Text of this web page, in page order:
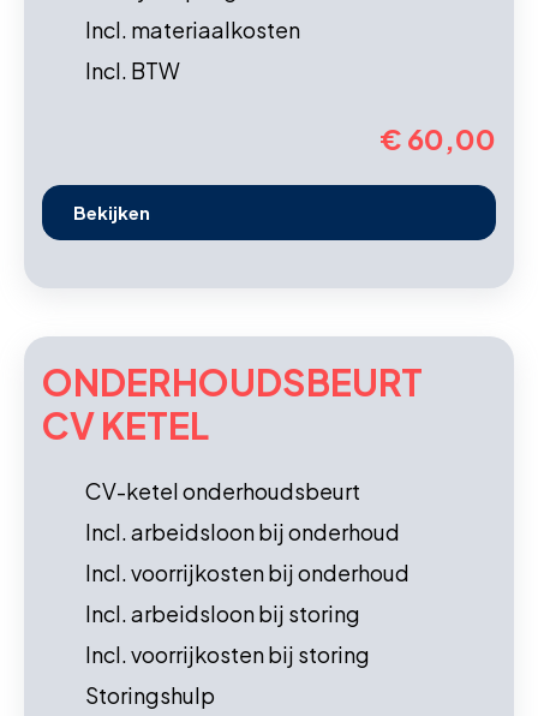
Incl. materiaalkosten
Incl. BTW
€ 60,00
Bekijken
ONDERHOUDS­BEURT
CV KETEL
CV-ketel onderhoudsbeurt
Incl. arbeidsloon bij onderhoud
Incl. voorrijkosten bij onderhoud
Incl. arbeidsloon bij storing
Incl. voorrijkosten bij storing
Storingshulp